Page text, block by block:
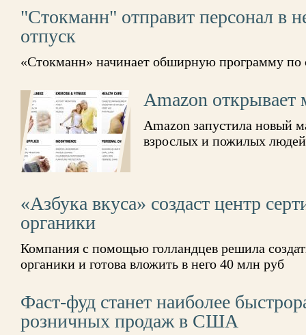
"Стокманн" отправит персонал в
отпуск
«Стокманн» начинает обширную программу по
Amazon
Amazon запустила новый
взрослых и пожилых людей
«Азбука вкуса» создаст центр
органики
Компания с помощью голланд­цев решила
органики и готова вложить в него 40 млн руб
Фаст-фуд станет наиболее
розничных продаж в США